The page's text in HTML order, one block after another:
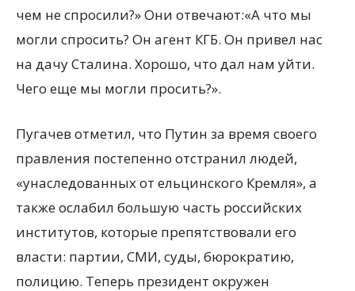
чем не спросили?» Они отвечают:«А что мы
могли спросить? Он агент КГБ. Он привел нас
на дачу Сталина. Хорошо, что дал нам уйти.
Чего еще мы могли просить?».
Пугачев отметил, что Путин за время своего
правления постепенно отстранил людей,
«унаследованных от ельцинского Кремля», а
также ослабил большую часть российских
институтов, которые препятствовали его
власти: партии, СМИ, суды, бюрократию,
полицию. Теперь президент окружен